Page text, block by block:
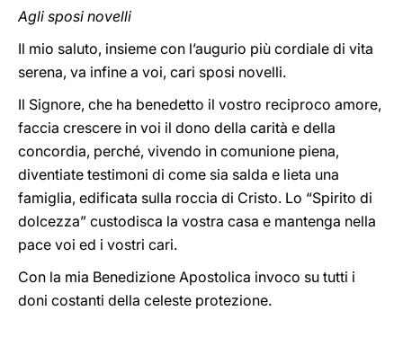
Agli sposi novelli
Il mio saluto, insieme con l’augurio più cordiale di vita
serena, va infine a voi, cari sposi novelli.
Il Signore, che ha benedetto il vostro reciproco amore,
faccia crescere in voi il dono della carità e della
concordia, perché, vivendo in comunione piena,
diventiate testimoni di come sia salda e lieta una
famiglia, edificata sulla roccia di Cristo. Lo “Spirito di
dolcezza” custodisca la vostra casa e mantenga nella
pace voi ed i vostri cari.
Con la mia Benedizione Apostolica invoco su tutti i
doni costanti della celeste protezione.